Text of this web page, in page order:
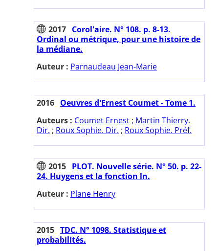
2017 Corol'aire. N° 108. p. 8-13.
Ordinal ou métrique, pour une histoire de
la médiane.
Auteur : Parnaudeau Jean-Marie
2016 Oeuvres d'Ernest Coumet - Tome 1.
Auteurs : Coumet Ernest ; Martin Thierry.
Dir. ; Roux Sophie. Dir. ; Roux Sophie. Préf.
2015 PLOT. Nouvelle série. N° 50. p. 22-
24. Huygens et la fonction ln.
Auteur : Plane Henry
2015 TDC. N° 1098. Statistique et
probabilités.